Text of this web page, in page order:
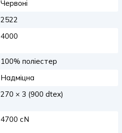
Червоні
2522
4000
100% поліестер
Надміцна
270 × 3 (900 dtex)
4700 сN